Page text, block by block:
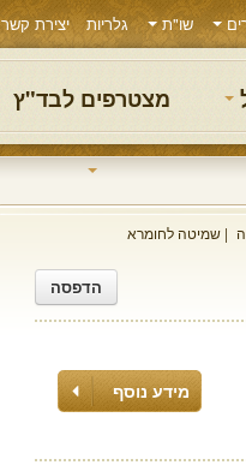
שו"ת גלריות יצירת קשר
מצטרפים לבד"ץ
שמיטה לחומרא
הדפסה
מידע נוסף